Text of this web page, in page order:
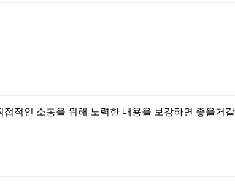
적인 소통을 위해 노력한 내용을 보강하면 좋을거